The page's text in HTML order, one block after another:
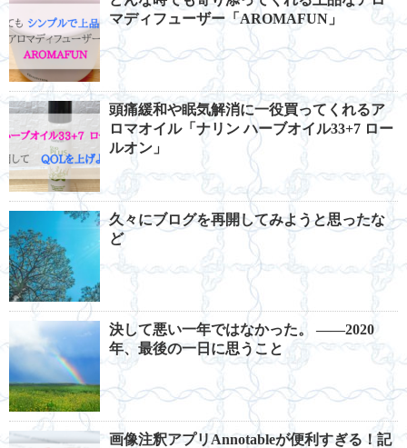
マディフューザー「AROMAFUN」
頭痛緩和や眠気解消に一役買ってくれるア
ロマオイル「ナリン ハーブオイル33+7 ロー
ルオン」
久々にブログを再開してみようと思ったな
ど
決して悪い一年ではなかった。 ――2020
年、最後の一日に思うこと
画像注釈アプリAnnotableが便利すぎる！記